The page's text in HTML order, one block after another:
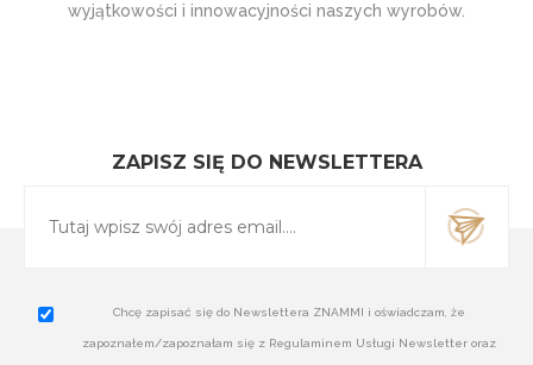
wyjątkowości i innowacyjności naszych wyrobów.
ZAPISZ SIĘ DO NEWSLETTERA
Chcę zapisać się do Newslettera ZNAMMI i oświadczam, że
zapoznałem/zapoznałam się z Regulaminem Usługi Newsletter oraz